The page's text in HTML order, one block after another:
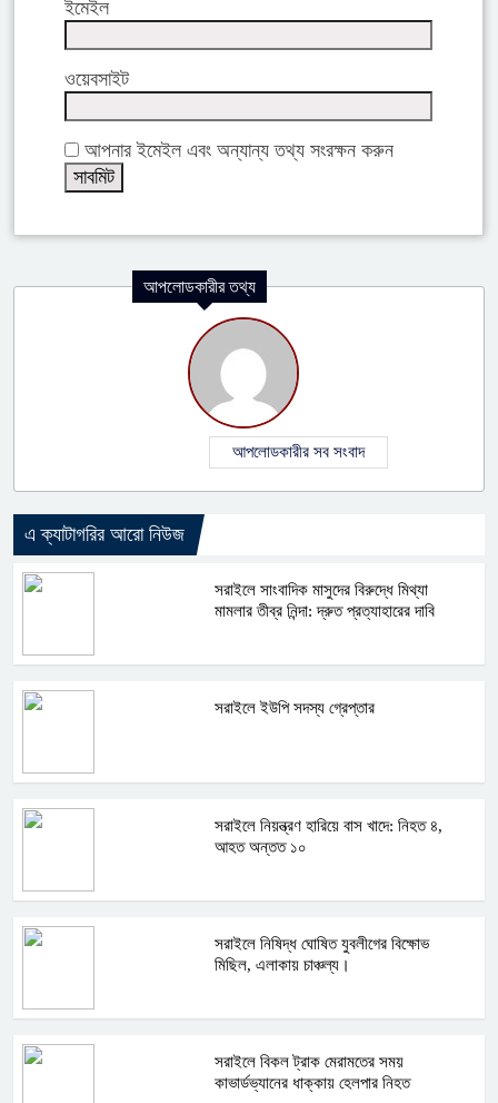
ইমেইল
ওয়েবসাইট
আপনার ইমেইল এবং অন্যান্য তথ্য সংরক্ষন করুন
আপলোডকারীর তথ্য
আপলোডকারীর সব সংবাদ
এ ক্যাটাগরির আরো নিউজ
সরাইলে সাংবাদিক মাসুদের বিরুদ্ধে মিথ্যা
মামলার তীব্র নিন্দা: দ্রুত প্রত্যাহারের দাবি
সরাইলে ইউপি সদস্য গ্রেপ্তার
সরাইলে নিয়ন্ত্রণ হারিয়ে বাস খাদে: নিহত ৪,
আহত অন্তত ১০
সরাইলে নিষিদ্ধ ঘোষিত যুবলীগের বিক্ষোভ
মিছিল, এলাকায় চাঞ্চল্য।
সরাইলে বিকল ট্রাক মেরামতের সময়
কাভার্ডভ্যানের ধাক্কায় হেলপার নিহত